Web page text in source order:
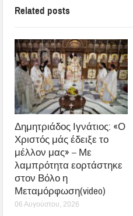
Related posts
Δημητριάδος Ιγνάτιος: «Ο
Χριστός μάς έδειξε το
μέλλον μας» – Με
λαμπρότητα εορτάστηκε
στον Βόλο η
Μεταμόρφωση(video)
06 Αυγούστου, 2026